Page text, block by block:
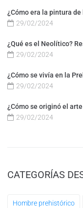
¿Cómo era la pintura
29/02/2024
¿Qué es el Neolítico?
29/02/2024
¿Cómo se vivía en la
29/02/2024
¿Cómo se originó el
29/02/2024
CATEGORÍAS
Hombre prehistórico